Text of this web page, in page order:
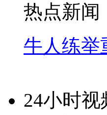
热点新闻
牛人练举
24小时视